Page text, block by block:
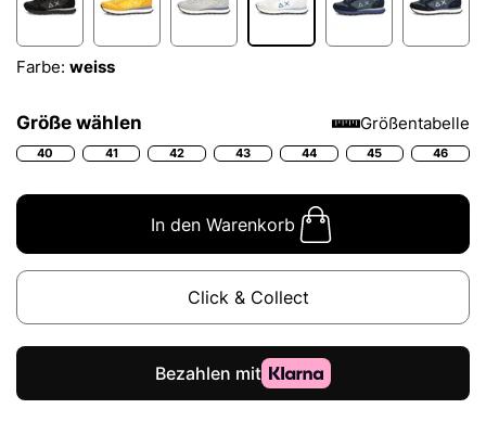
Farbe: weiss
Größe wählen Größentabelle
40 41 42 43 44 45 46
In den Warenkorb
Click & Collect